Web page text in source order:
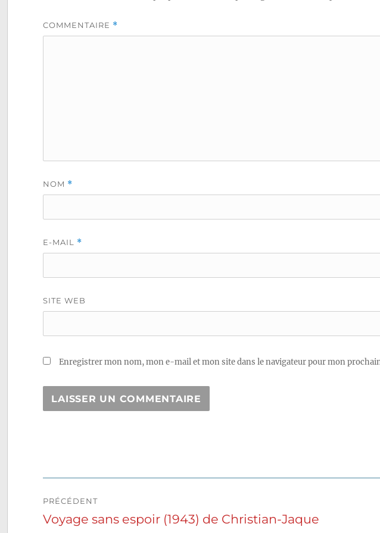
COMMENTAIRE *
NOM *
E-MAIL *
SITE WEB
Enregistrer mon nom, mon e-mail et mon site dans le navigateur pour mon
de
PRÉCÉDENT
Publication
Voyage sans espoir (1943) de Christian-Jaque